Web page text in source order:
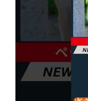
犬猫は体温調節
出る…そんなとき
ット #飼い猫 #